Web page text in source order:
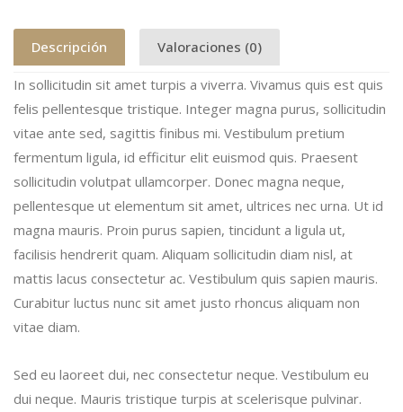
Descripción Valoraciones (0)
In sollicitudin sit amet turpis a viverra. Vivamus quis est quis
felis pellentesque tristique. Integer magna purus, sollicitudin
vitae ante sed, sagittis finibus mi. Vestibulum pretium
fermentum ligula, id efficitur elit euismod quis. Praesent
sollicitudin volutpat ullamcorper. Donec magna neque,
pellentesque ut elementum sit amet, ultrices nec urna. Ut id
magna mauris. Proin purus sapien, tincidunt a ligula ut,
facilisis hendrerit quam. Aliquam sollicitudin diam nisl, at
mattis lacus consectetur ac. Vestibulum quis sapien mauris.
Curabitur luctus nunc sit amet justo rhoncus aliquam non
vitae diam.
Sed eu laoreet dui, nec consectetur neque. Vestibulum eu
dui neque. Mauris tristique turpis at scelerisque pulvinar.